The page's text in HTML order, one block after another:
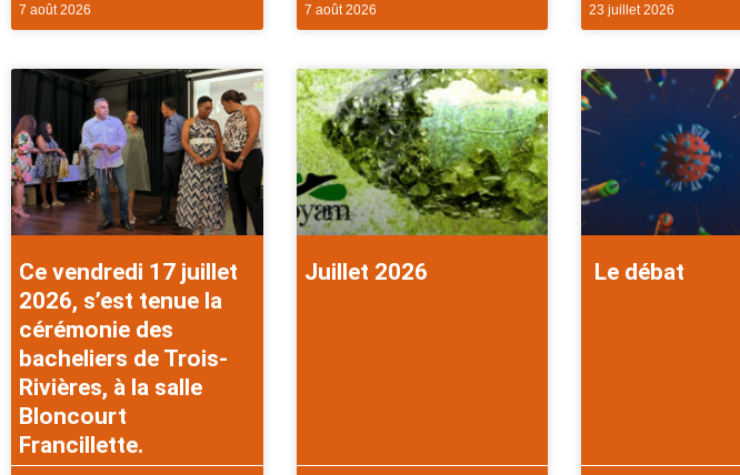
7 août 2026 7 août 2026 23 juillet 2026
Ce vendredi 17 juillet
2026, s’est tenue la
cérémonie des
bacheliers de Trois-
Rivières, à la salle
Bloncourt
Francillette.
Juillet 2026 Le débat